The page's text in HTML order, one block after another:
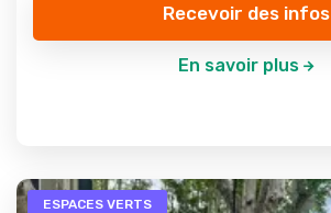
Recevoir des infos
En savoir plus
ESPACES VERTS